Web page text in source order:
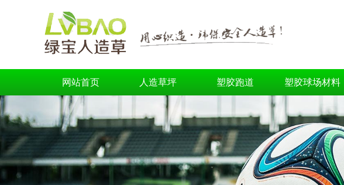
网站首页 人造草坪 塑胶跑道 塑胶球场材料